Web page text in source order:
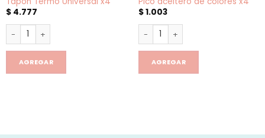
$4.777
Tapon Termo Universal x4 cantidad
AGREGAR
$1.003
Pico aceitero de colores x4
AGREGAR